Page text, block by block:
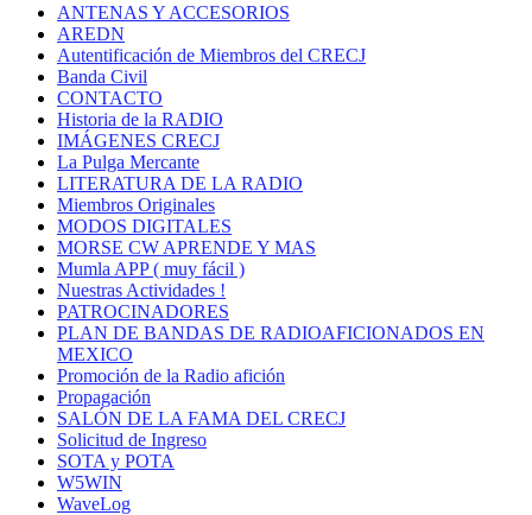
ANTENAS Y ACCESORIOS
AREDN
Autentificación de Miembros del CRECJ
Banda Civil
CONTACTO
Historia de la RADIO
IMÁGENES CRECJ
La Pulga Mercante
LITERATURA DE LA RADIO
Miembros Originales
MODOS DIGITALES
MORSE CW APRENDE Y MAS
Mumla APP ( muy fácil )
Nuestras Actividades !
PATROCINADORES
PLAN DE BANDAS DE RADIOAFICIONADOS EN
MEXICO
Promoción de la Radio afición
Propagación
SALÓN DE LA FAMA DEL CRECJ
Solicitud de Ingreso
SOTA y POTA
W5WIN
WaveLog